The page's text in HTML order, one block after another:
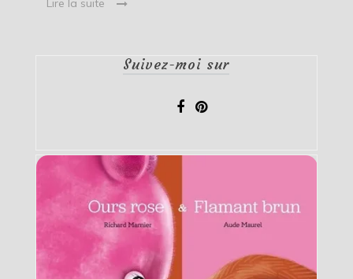
Lire la suite
Suivez-moi sur